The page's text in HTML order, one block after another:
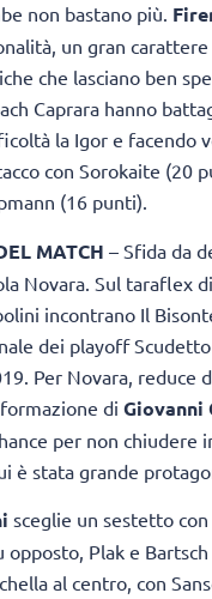
non bastano più.
un gran
che lasciano ben
Caprara hanno
la Igor e facendo
con Sorokaite (20
(16 punti).
MATCH – Sfida da
Novara. Sul taraflex
incontrano Il
dei playoff
Per Novara, reduce
di Giovanni
per non chiudere
è stata grande
sceglie un sestetto con
opposto, Plak e Bartsch
al centro, con